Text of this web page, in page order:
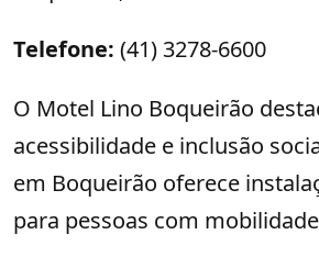
Telefone: (41) 3278-6600
O Motel Lino Boqueirão
acessibilidade e inclusão
em Boqueirão oferece
para pessoas com